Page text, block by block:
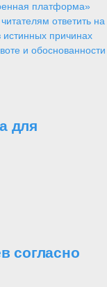
платформа»
ответить на
причинах
и обоснованности
для
согласно